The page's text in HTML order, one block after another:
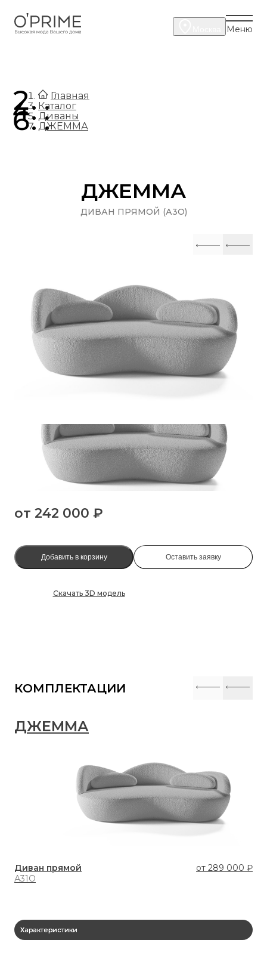
Меню
Главная
.
Каталог
.
Диваны
.
ДЖЕММА
ДЖЕММА
ДИВАН ПРЯМОЙ (А3О)
от 242 000 ₽
Добавить в корзину Оставить заявку
Скачать 3D модель
КОМПЛЕКТАЦИИ
ДЖЕММА
Диван прямой от 289 000 ₽
А31О
Характеристики